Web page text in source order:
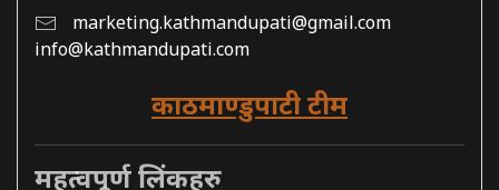
marketing.kathmandupati@gmail.com
info@kathmandupati.com
काठमाण्डुपाटी टीम
महत्वपूर्ण लिंकहरु